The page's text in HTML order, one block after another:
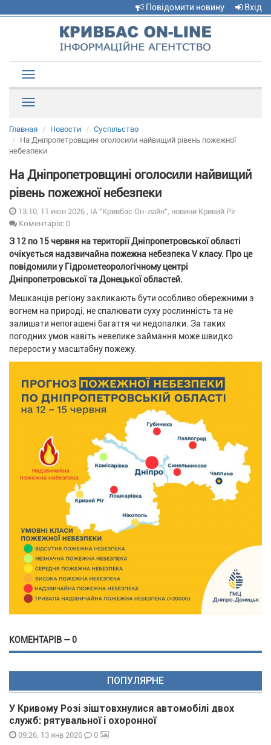
Повідомити новину Вхід
navigation
Главная Новости
Суспільство
На Дніпропетровщині оголосили найвищий рівень пожежної
небезпеки
На Дніпропетровщині оголосили найвищий
рівень пожежної небезпеки
13:10, 11 июн 2026 , ІА "Кривбас Он-лайн", новини Кривий Ріг
Коментарів: 0
З 12 по 15 червня на території Дніпропетровської області
очікується надзвичайна пожежна небезпека V класу. Про це
повідомили у Гідрометеорологічному центрі
Дніпропетровської та Донецької областей.
Мешканців регіону закликають бути особливо обережними з
вогнем на природі, не спалювати суху рослинність та не
залишати непогашені багаття чи недопалки. За таких
погодних умов навіть невелике займання може швидко
перерости у масштабну пожежу.
КОМЕНТАРІВ — 0
ПОПУЛЯРНЕ
У Кривому Розі зіштовхнулися автомобілі двох
служб: рятувальної і охоронної
09:26, 13 янв 2026 0